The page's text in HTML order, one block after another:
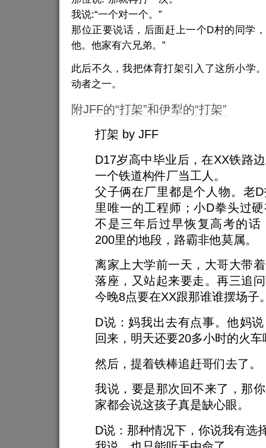
我说:“一个对一个。”
那位正要说话，后面赶上一个D村的同学
他。他家有六兄弟。”
此后不久，我把体育打架引入了这所小学
动者之一。
附JFF的“打架”和伊犁的“打架”
打架 by JFF
D17岁高中毕业后，在XX铁路
一个铁道构件厂当工人。
父子俩在厂里都是个人物。老
里唯一的工程师；小D拳头过
不是三年后过早恢复高考的话
200里的地段，路霸非他莫属。
离家上大学前一天，大哥大带
落座，又站起来要走。再三追
今晚8点要在XX跟那谁谁摆场子
D说：妈我出去有点事。他妈
回来，明天还要20多小时的火车
然后，提着铁棒追赶哥们去了。
我说，要是那次回不来了，那
家都会说这孩子真是缺心眼。
D说：那种情况下，你说我有选